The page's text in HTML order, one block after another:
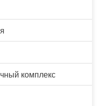
комплекс